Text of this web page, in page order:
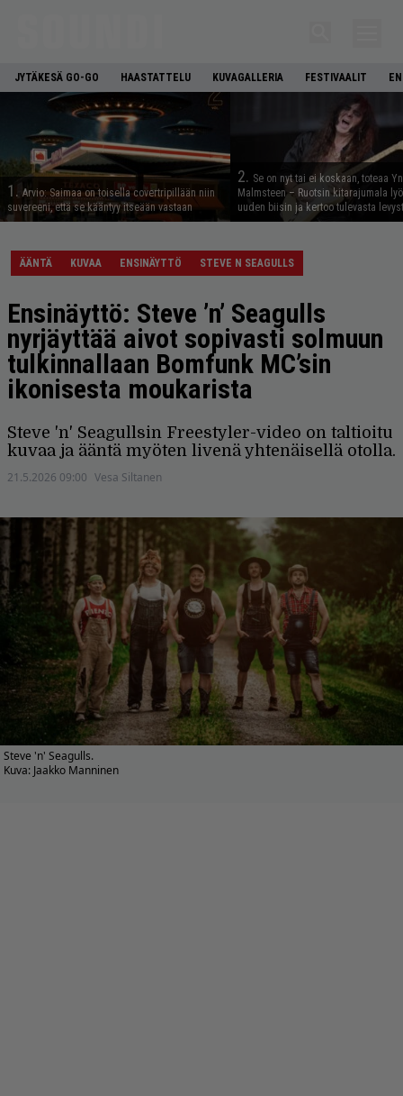
JYTÄKESÄ GO-GO HAASTATTELU KUVAGALLERIA FESTIVAALIT
1. Arvio: Saimaa on toisella covertripillään niin
suvereeni, että se kääntyy itseään vastaan
2. Se on nyt tai ei koskaan, toteaa
Malmsteen – Ruotsin kitarajumala
uuden biisin ja kertoo tulevasta
ÄÄNTÄ KUVAA ENSINÄYTTÖ STEVE N SEAGULLS
Ensinäyttö: Steve ’n’ Seagulls
nyrjäyttää aivot sopivasti solmuun
tulkinnallaan Bomfunk MC’sin
ikonisesta moukarista
Steve 'n' Seagullsin Freestyler-video on taltioitu
kuvaa ja ääntä myöten livenä yhtenäisellä otolla.
21.5.2026 09:00 Vesa Siltanen
Steve 'n' Seagulls.
Kuva: Jaakko Manninen